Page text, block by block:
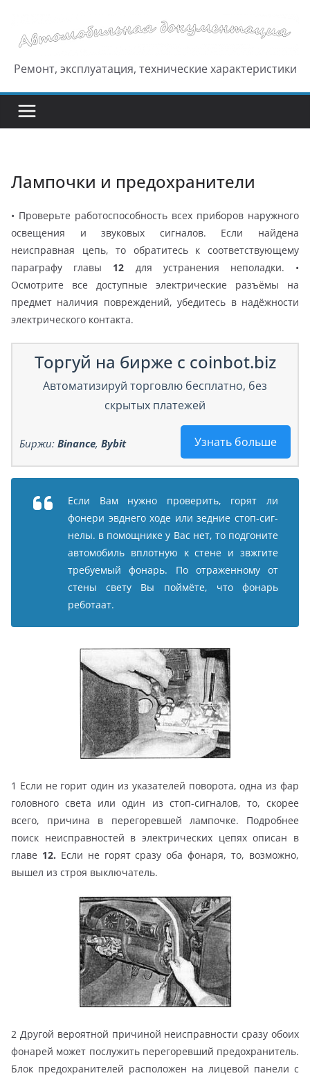
содержимому
Ремонт, эксплуатация, технические характеристики
Лампочки и предохранители
• Проверьте работоспособность всех приборов наружного
освещения и звуковых сигналов. Если найдена
неисправная цепь, то обратитесь к соответствующему
параграфу главы 12 для устранения неполадки. •
Осмотрите все доступные электрические разъёмы на
предмет наличия повреждений, убедитесь в надёжности
электрического контакта.
Торгуй на бирже с coinbot.biz
Автоматизируй торговлю бесплатно, без
скрытых платежей
Узнать больше
Биржи: Binance, Bybit
Если Вам нужно проверить, горят ли
фонери эвднего ходе или зедние стоп-сиг-
нелы. в помощнике у Вас нет, то подгоните
автомобиль вплотную к стене и звжгите
требуемый фонарь. По отраженному от
стены свету Вы поймёте, что фонарь
реботаат.
1 Если не горит один из указателей поворота, одна из фар
головного света или один из стоп-сигналов, то, скорее
всего, причина в перегоревшей лампочке. Подробнее
поиск неисправностей в электрических цепях описан в
главе 12. Если не горят сразу оба фонаря, то, возможно,
вышел из строя выключатель.
2 Другой вероятной причиной неисправности сразу обоих
фонарей может послужить перегоревший предохранитель.
Блок предохранителей расположен на лицевой панели с